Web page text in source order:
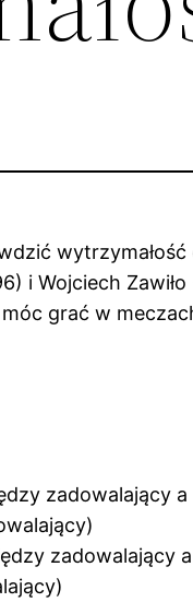
i Wojciech
grać w
zadowalający
zadowalający